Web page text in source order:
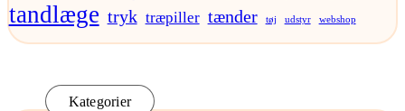
tandlæge tryk træpiller tænder tøj udstyr webshop
Kategorier